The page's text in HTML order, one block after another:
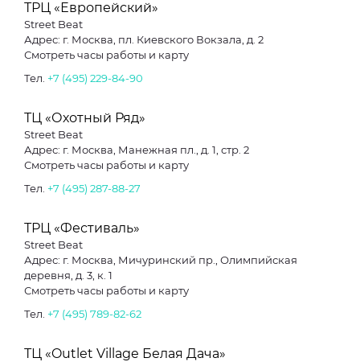
ТРЦ «Европейский»
Street Beat
Адрес: г. Москва, пл. Киевского Вокзала, д. 2
Смотреть часы работы и карту
Тел. +7 (495) 229-84-90
ТЦ «Охотный Ряд»
Street Beat
Адрес: г. Москва, Манежная пл., д. 1, стр. 2
Смотреть часы работы и карту
Тел. +7 (495) 287-88-27
ТРЦ «Фестиваль»
Street Beat
Адрес: г. Москва, Мичуринский пр., Олимпийская
деревня, д. 3, к. 1
Смотреть часы работы и карту
Тел. +7 (495) 789-82-62
ТЦ «Outlet Village Белая Дача»